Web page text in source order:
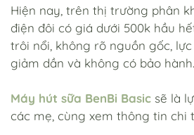
Hiện nay, trên thị trường phân
điện đôi có giá dưới 500k hầu
trôi nổi, không rõ nguồn gốc,
giảm dần và không có bảo hành.
Máy hút sữa BenBi Basic sẽ là
các mẹ, cùng xem thông tin chi